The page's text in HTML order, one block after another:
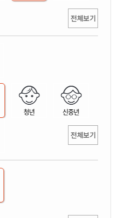
전체보기
청년 신중년
전체보기